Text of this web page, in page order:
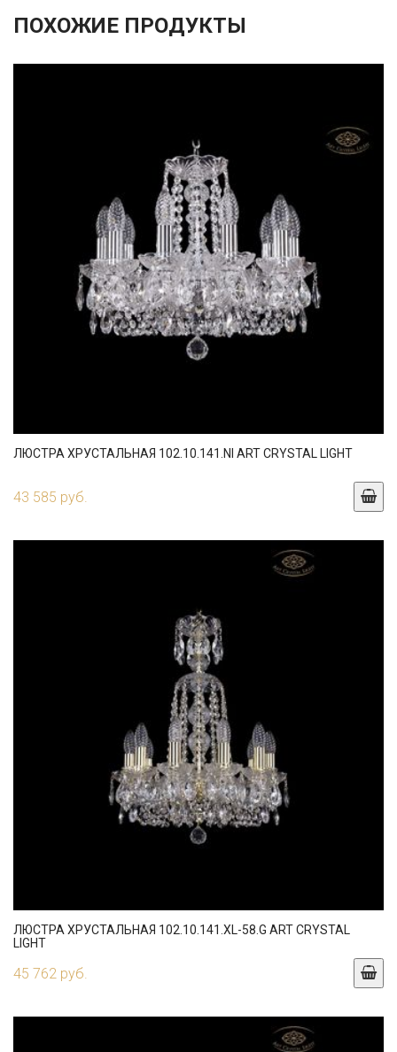
ПОХОЖИЕ ПРОДУКТЫ
ЛЮСТРА ХРУСТАЛЬНАЯ 102.10.141.NI ART CRYSTAL LIGHT
43 585 руб.
ЛЮСТРА ХРУСТАЛЬНАЯ 102.10.141.XL-58.G ART CRYSTAL
LIGHT
45 762 руб.